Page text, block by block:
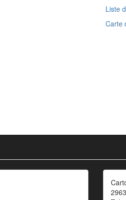
Liste
Carte